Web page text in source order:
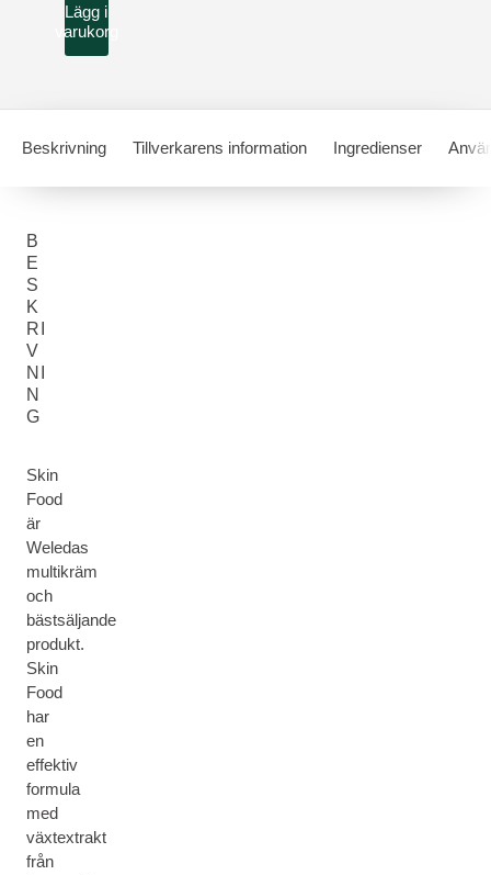
Lägg i
varukorg
Beskrivning Tillverkarens information Ingredienser
B
E
S
K
RI
V
NI
N
G
Skin
Food
är
Weledas
multikräm
och
bästsäljande
produkt.
Skin
Food
har
en
effektiv
formula
med
växtextrakt
från